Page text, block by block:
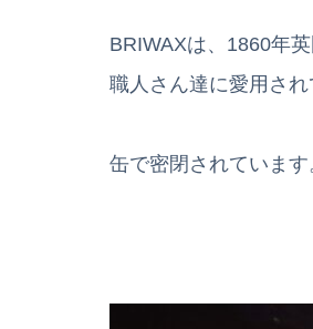
BRIWAXは、1860年
職人さん達に愛用され
缶で密閉されていま